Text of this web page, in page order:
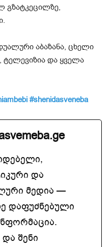
გზატკეცილზე,
აბაზანა, ცხელი
ტელევიზია და ყველა
#shenidasveneba
და
მედია —
დაფუძნებული
შენი